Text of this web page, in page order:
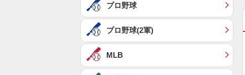
プロ野球
プロ野球(2軍)
MLB